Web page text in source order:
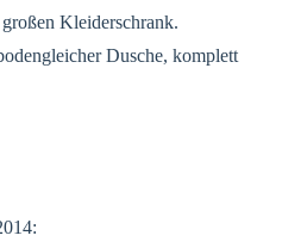
Kleiderschrank.
Dusche, komplett